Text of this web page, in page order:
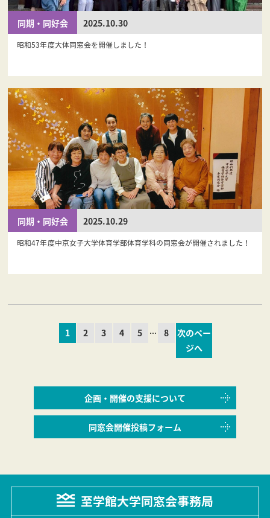
同期・同好会 2025.10.30
昭和53年度大体同窓会を開催しました！
同期・同好会 2025.10.29
昭和47年度中京女子大学体育学部体育学科の同窓会が開催されました！
1 2 3 4 5 ... 8
次のペー
ジへ
企画・開催の支援について
同窓会開催投稿フォーム
至学館大学同窓会事務局